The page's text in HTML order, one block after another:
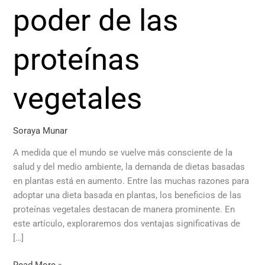
poder de las
proteínas
vegetales
Soraya Munar
A medida que el mundo se vuelve más consciente de la
salud y del medio ambiente, la demanda de dietas basadas
en plantas está en aumento. Entre las muchas razones para
adoptar una dieta basada en plantas, los beneficios de las
proteínas vegetales destacan de manera prominente. En
este artículo, exploraremos dos ventajas significativas de
[…]